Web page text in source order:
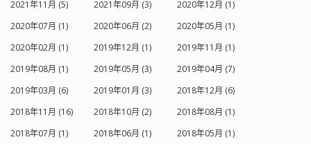
2021年11月 (5)
2021年09月 (3)
2020年12月 (1)
2020年07月 (1)
2020年06月 (2)
2020年05月 (1)
2020年02月 (1)
2019年12月 (1)
2019年11月 (1)
2019年08月 (1)
2019年05月 (3)
2019年04月 (7)
2019年03月 (6)
2019年01月 (3)
2018年12月 (6)
2018年11月 (16)
2018年10月 (2)
2018年08月 (1)
2018年07月 (1)
2018年06月 (1)
2018年05月 (1)